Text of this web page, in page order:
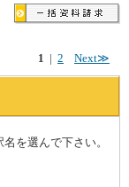
1 | 2 Next≫
を選んで下さい。